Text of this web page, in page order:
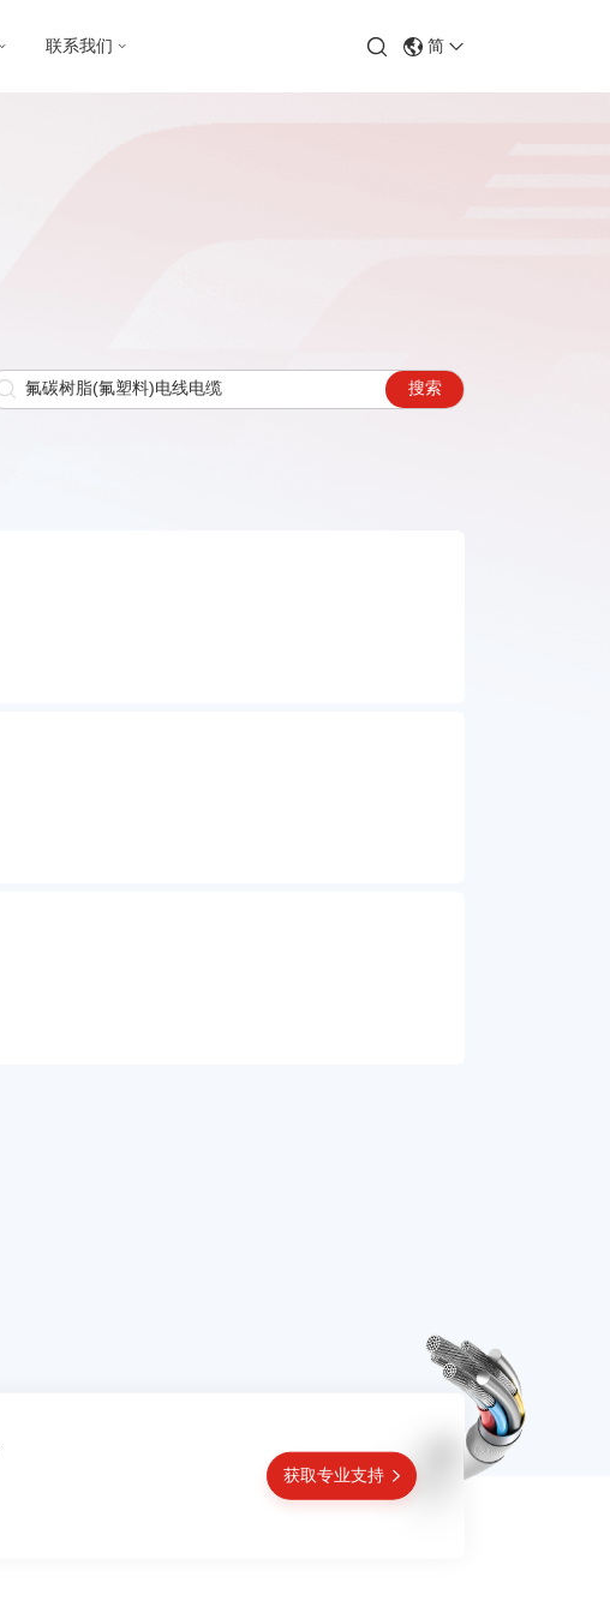
联系我们 简
搜索
获取专业支持